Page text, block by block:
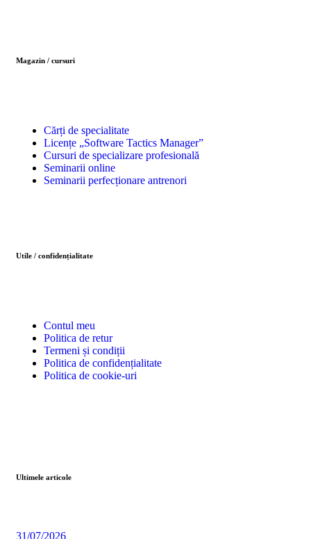
Magazin / cursuri
Cărți de specialitate
Licențe „Software Tactics Manager”
Cursuri de specializare profesională
Seminarii online
Seminarii perfecționare antrenori
Utile / confidențialitate
Contul meu
Politica de retur
Termeni și condiții
Politica de confidențialitate
Politica de cookie-uri
Ultimele articole
31/07/2026